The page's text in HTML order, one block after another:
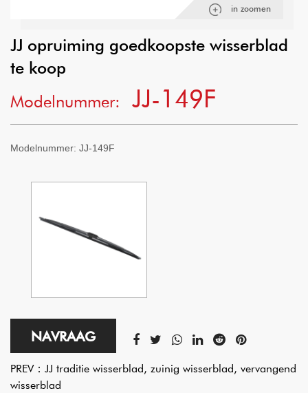
in zoomen
JJ opruiming goedkoopste wisserblad
te koop
Modelnummer:
JJ-149F
Modelnummer: JJ-149F
NAVRAAG
PREV： JJ traditie wisserblad, zuinig wisserblad, vervangend
wisserblad